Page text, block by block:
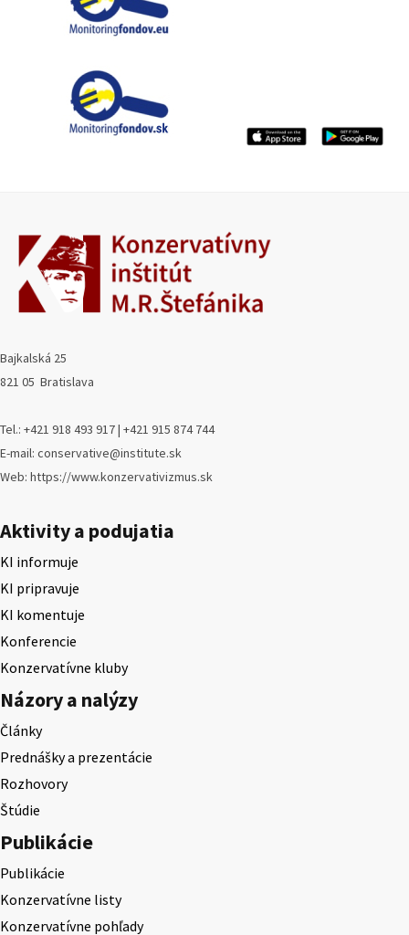
Bajkalská 25
821 05 Bratislava
Tel.: +421 918 493 917 | +421 915 874 744
E-mail: conservative@institute.sk
Web: https://www.konzervativizmus.sk
Aktivity a podujatia
KI informuje
KI pripravuje
KI komentuje
Konferencie
Konzervatívne kluby
Názory a nalýzy
Články
Prednášky a prezentácie
Rozhovory
Štúdie
Publikácie
Publikácie
Konzervatívne listy
Konzervatívne pohľady